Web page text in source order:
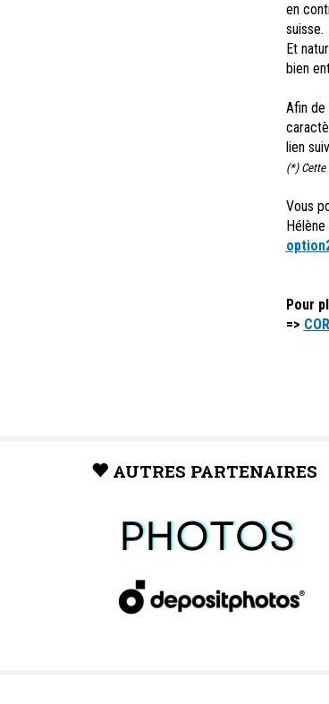
en
suisse.
Et
bien
Afin
lien
(*) Cette
Vous
Pour
=>
AUTRES PARTENAIRES